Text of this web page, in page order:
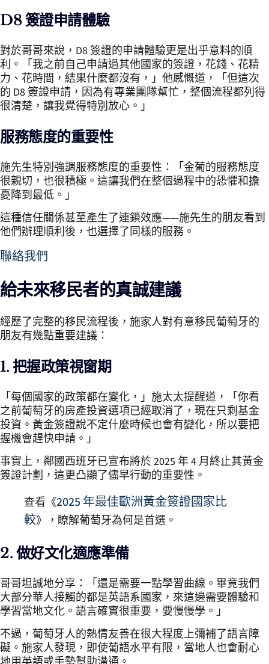
D8 簽證申請體驗
對於哥哥來說，D8 簽證的申請體驗更是出乎意料的順
利。「我之前自己申請過其他國家的簽證，花錢、花精
力、花時間，結果什麼都沒有，」他感慨道，「但這次
的 D8 簽證申請，因為有專業團隊幫忙，整個流程都列得
很清楚，讓我覺得特別放心。」
服務態度的重要性
施先生特別強調服務態度的重要性：「金葡的服務態度
很親切，也很積極。這讓我們在整個過程中的恐懼和擔
憂降到最低。」
這種信任關係甚至產生了連鎖效應——施先生的朋友看到
他們辦理順利後，也選擇了同樣的服務。
聯絡我們
給未來移民者的真誠建議
經歷了完整的移民流程後，施家人對有意移民葡萄牙的
朋友有幾點重要建議：
1. 把握政策視窗期
「每個國家的政策都在變化，」施太太提醒道，「你看
之前葡萄牙的房產投資選項已經取消了，現在只剩基金
投資。黃金簽證說不定什麼時候也會有變化，所以要把
握機會趕快申請。」
事實上，鄰國西班牙已宣布將於 2025 年 4 月終止其黃金
簽證計劃，這更凸顯了儘早行動的重要性。
查看《2025 年最佳歐洲黃金簽證國家比
較》，瞭解葡萄牙為何是首選。
2. 做好文化適應準備
哥哥坦誠地分享：「還是需要一點學習曲線。畢竟我們
大部分華人接觸的都是英語系國家，來這邊需要體驗和
學習當地文化。語言確實很重要，要慢慢學。」
不過，葡萄牙人的熱情友善在很大程度上彌補了語言障
礙。施家人發現，即使葡語水平有限，當地人也會耐心